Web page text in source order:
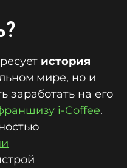
история
мире, но и
заработать на его
i-Coffee.